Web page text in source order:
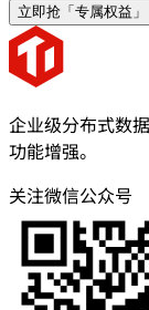
立即抢「专属权益」
企业级分布式数
功能增强。
关注微信公众号